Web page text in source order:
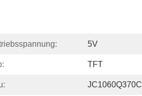
5V
TFT